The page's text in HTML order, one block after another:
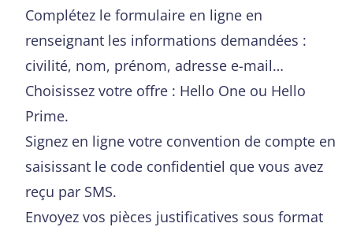
Complétez le formulaire en ligne en
renseignant les informations demandées :
civilité, nom, prénom, adresse e-mail…
Choisissez votre offre : Hello One ou Hello
Prime.
Signez en ligne votre convention de compte en
saisissant le code confidentiel que vous avez
reçu par SMS.
Envoyez vos pièces justificatives sous format